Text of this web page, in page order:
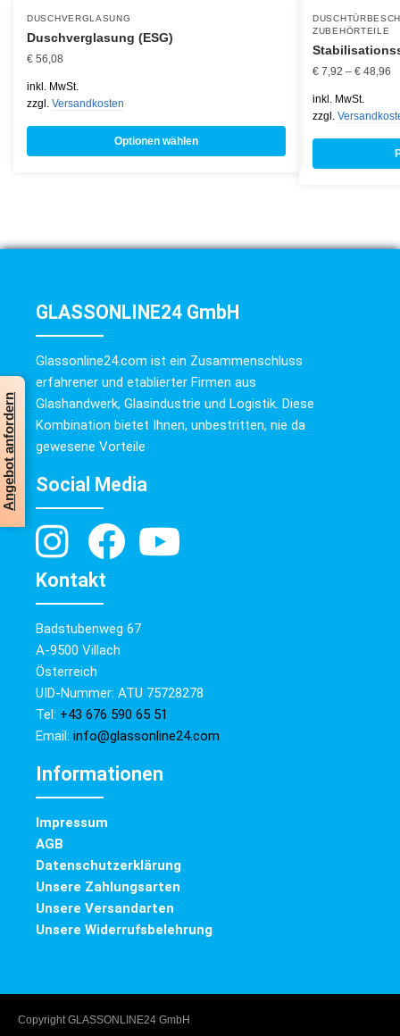
Angebot anfordern
DUSCHVERGLASUNG
Duschverglasung (ESG)
€ 56,08
inkl. MwSt.
zzgl. Versandkosten
Optionen wählen
ZUBEHÖRTEILE
€ 7,92 – € 48,96
inkl. MwSt.
zzgl.
GLASSONLINE24 GmbH
Glassonline24.com ist ein Zusammenschluss
erfahrener und etablierter Firmen aus
Glashandwerk, Glasindustrie und Logistik. Diese
Kombination bietet Ihnen, unbestritten, nie da
gewesene Vorteile
Social Media
Kontakt
Badstubenweg 67
A-9500 Villach
Österreich
UID-Nummer: ATU 75728278
Tel: +43 676 590 65 51
Email: info@glassonline24.com
Informationen
Impressum
AGB
Datenschutzerklärung
Unsere Zahlungsarten
Unsere Versandarten
Unsere Widerrufsbelehrung
Copyright GLASSONLINE24 GmbH